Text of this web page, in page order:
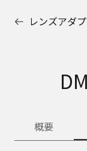
レンズアダ
概要